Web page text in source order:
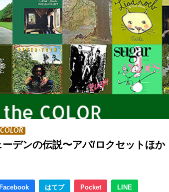
ーデンの伝説〜アバ/ロクセットほか
Facebook はてブ Pocket LINE